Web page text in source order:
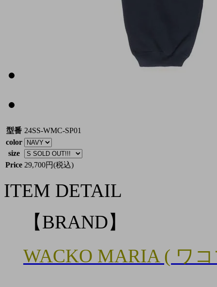
型番 24SS-WMC-SP01
color
size
Price 29,700円(税込)
ITEM DETAIL
【BRAND】
WACKO MARIA ( ワ